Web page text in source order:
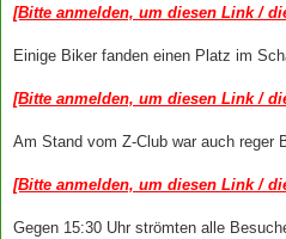
[Bitte anmelden, um diesen Link /
Einige Biker fanden einen Platz im
[Bitte anmelden, um diesen Link /
Am Stand vom Z-Club war auch reger
[Bitte anmelden, um diesen Link /
Gegen 15:30 Uhr strömten alle